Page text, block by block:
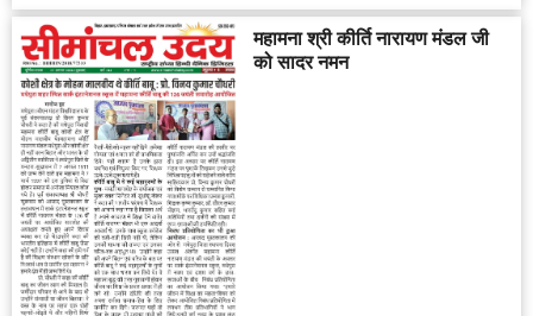
महामना श्री कीर्ति नारायण मंडल जी
को सादर नमन